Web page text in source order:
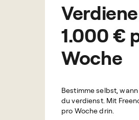
1.000 €
Woche
Bestimme selbst,
du verdienst. Mit
pro Woche drin.